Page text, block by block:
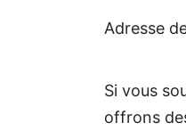
Adresse
Si vous
offrons